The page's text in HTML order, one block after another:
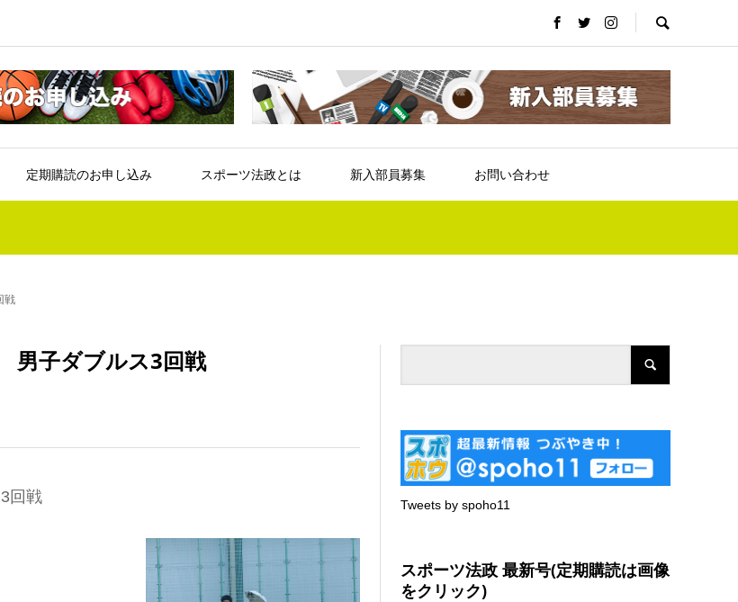
定期購読のお申し込み スポーツ法政とは 新入部員募集 お問い合わせ
戦
男子ダブルス3回戦
回戦 Tweets by spoho11
スポーツ法政 最新号(定期購読は画像
をクリック)